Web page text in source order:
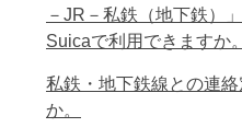
－JR－私鉄（地下鉄）
Suicaで利用できますか。
私鉄・地下鉄線との連
か。